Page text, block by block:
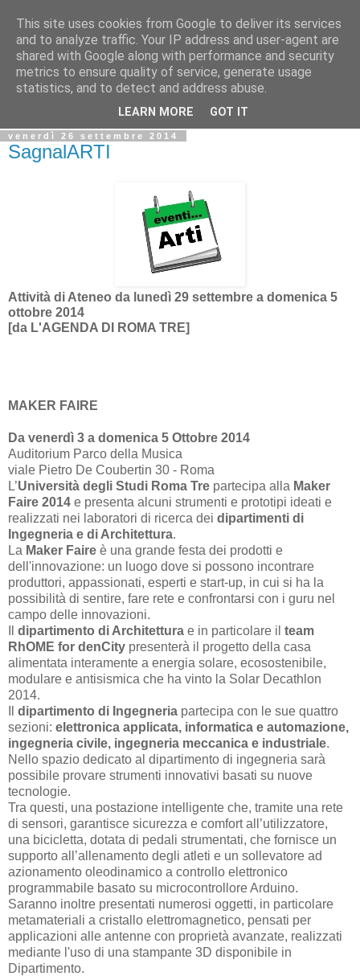
Biblio@rti in
Il Blog della Biblioteca di Area delle arti per condividere
informazioni iniziative incontri
venerdì 26 settembre 2014
SagnalARTI
Attività di Ateneo da lunedì 29 settembre a domenica 5
ottobre 2014
[da L'AGENDA DI ROMA TRE]
MAKER FAIRE
Da venerdì 3 a domenica 5 Ottobre 2014
Auditorium Parco della Musica
viale Pietro De Coubertin 30 - Roma
L’Università degli Studi Roma Tre partecipa alla Maker
Faire 2014 e presenta alcuni strumenti e prototipi ideati e
realizzati nei laboratori di ricerca dei dipartimenti di
Ingegneria e di Architettura.
La Maker Faire è una grande festa dei prodotti e
dell'innovazione: un luogo dove si possono incontrare
produttori, appassionati, esperti e start-up, in cui si ha la
possibilità di sentire, fare rete e confrontarsi con i guru nel
campo delle innovazioni.
dipartimento di Architettura e in particolare il team
RhOME for denCity presenterà il progetto della casa
alimentata interamente a energia solare, ecosostenibile,
modulare e antisismica che ha vinto la Solar Decathlon
2014.
dipartimento di Ingegneria partecipa con le sue quattro
sezioni: elettronica applicata, informatica e automazione,
ingegneria civile, ingegneria meccanica e industriale.
Nello spazio dedicato al dipartimento di ingegneria sarà
possibile provare strumenti innovativi basati su nuove
tecnologie.
Tra questi, una postazione intelligente che, tramite una rete
di sensori, garantisce sicurezza e comfort all’utilizzatore,
una bicicletta, dotata di pedali strumentati, che fornisce un
supporto all’allenamento degli atleti e un sollevatore ad
azionamento oleodinamico a controllo elettronico
programmabile basato su microcontrollore Arduino.
Saranno inoltre presentati numerosi oggetti, in particolare
metamateriali a cristallo elettromagnetico, pensati per
applicazioni alle antenne con proprietà avanzate, realizzati
mediante l'uso di una stampante 3D disponibile in
Dipartimento.
This site uses cookies from Google to deliver its services
and to analyze traffic. Your IP address and user-agent are
shared with Google along with performance and security
metrics to ensure quality of service, generate usage
statistics, and to detect and address abuse.
LEARN MORE GOT IT